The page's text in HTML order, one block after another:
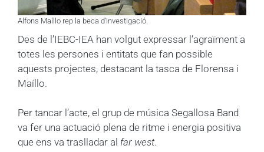
Alfons Maíllo rep la beca d’investigació.
Des de l’IEBC-IEA han volgut expressar l’agraïment a
totes les persones i entitats que fan possible
aquests projectes, destacant la tasca de Florensa i
Maíllo.
Per tancar l’acte, el grup de música Segallosa Band
va fer una actuació plena de ritme i energia positiva
que ens va traslladar al far west.